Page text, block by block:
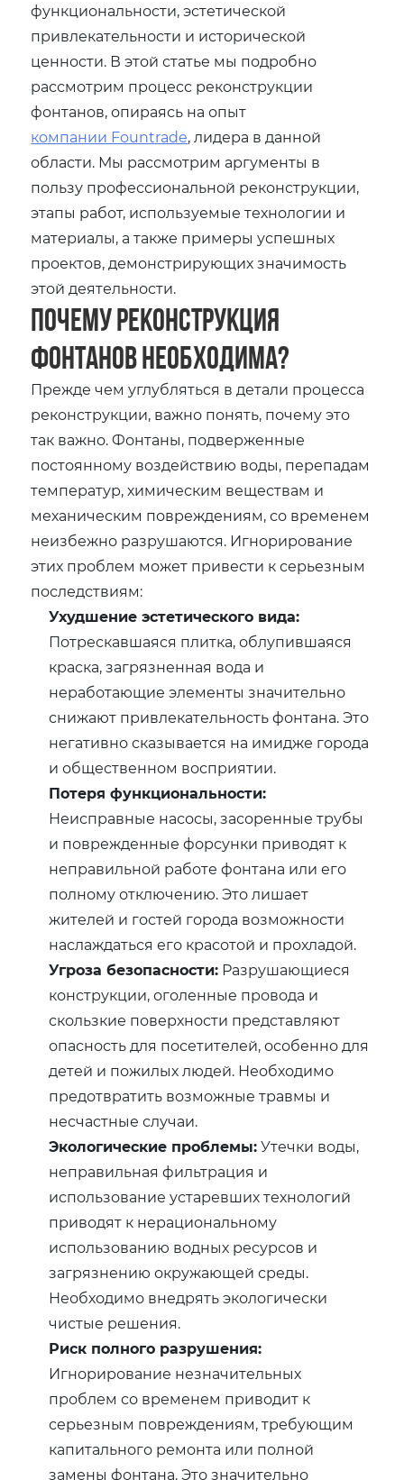
функциональности, эстетической
привлекательности и исторической
ценности. В этой статье мы подробно
рассмотрим процесс реконструкции
фонтанов, опираясь на опыт
компании Fountrade, лидера в данной
области. Мы рассмотрим аргументы в
пользу профессиональной реконструкции,
этапы работ, используемые технологии и
материалы, а также примеры успешных
проектов, демонстрирующих значимость
этой деятельности.
Почему реконструкция
фонтанов необходима?
Прежде чем углубляться в детали процесса
реконструкции, важно понять, почему это
так важно. Фонтаны, подверженные
постоянному воздействию воды, перепадам
температур, химическим веществам и
механическим повреждениям, со временем
неизбежно разрушаются. Игнорирование
этих проблем может привести к серьезным
последствиям:
Ухудшение эстетического вида:
Потрескавшаяся плитка, облупившаяся
краска, загрязненная вода и
неработающие элементы значительно
снижают привлекательность фонтана. Это
негативно сказывается на имидже города
и общественном восприятии.
Потеря функциональности:
Неисправные насосы, засоренные трубы
и поврежденные форсунки приводят к
неправильной работе фонтана или его
полному отключению. Это лишает
жителей и гостей города возможности
наслаждаться его красотой и прохладой.
Угроза безопасности: Разрушающиеся
конструкции, оголенные провода и
скользкие поверхности представляют
опасность для посетителей, особенно для
детей и пожилых людей. Необходимо
предотвратить возможные травмы и
несчастные случаи.
Экологические проблемы:Утечки воды,
неправильная фильтрация и
использование устаревших технологий
приводят к нерациональному
использованию водных ресурсов и
загрязнению окружающей среды.
Необходимо внедрять экологически
чистые решения.
Риск полного разрушения:
Игнорирование незначительных
проблем со временем приводит к
серьезным повреждениям, требующим
капитального ремонта или полной
замены фонтана. Это значительно